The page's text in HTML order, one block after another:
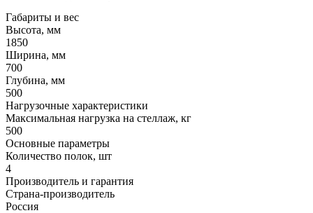
Габариты и вес
Высота, мм
1850
Ширина, мм
700
Глубина, мм
500
Нагрузочные характеристики
Максимальная нагрузка на стеллаж, кг
500
Основные параметры
Количество полок, шт
4
Производитель и гарантия
Страна-производитель
Россия